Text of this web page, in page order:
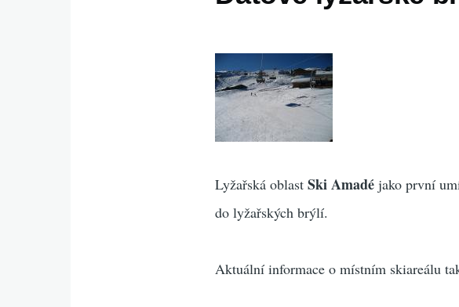
Lyžařská oblastSki Amadé jako první
do lyžařských brýlí.
Aktuální informace o místním skiareálu